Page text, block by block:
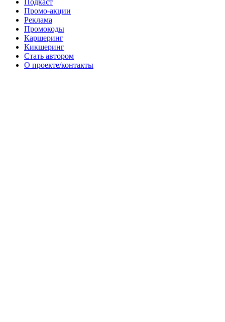
Подкаст
Промо-акции
Реклама
Промокоды
Каршеринг
Кикшеринг
Стать автором
О проекте/контакты